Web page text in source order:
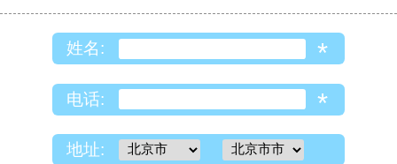
姓名: *
电话: *
地址: